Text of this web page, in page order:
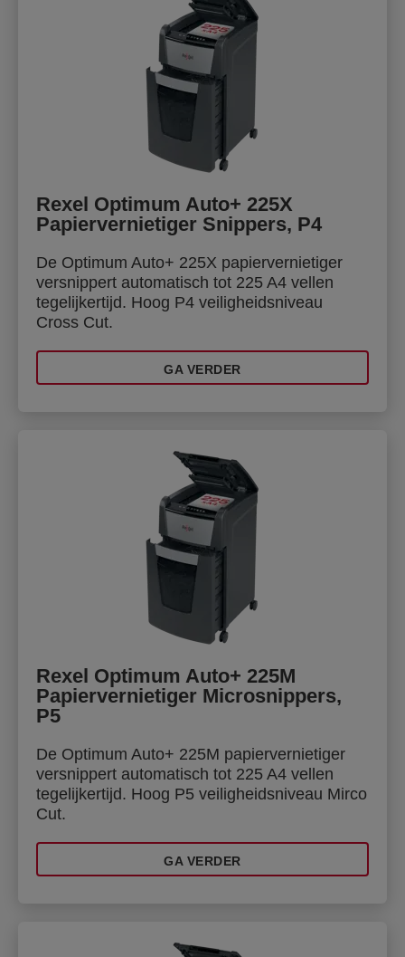
Rexel Optimum Auto+ 225X
Papiervernietiger Snippers, P4
De Optimum Auto+ 225X papiervernietiger
versnippert automatisch tot 225 A4 vellen
tegelijkertijd. Hoog P4 veiligheidsniveau
Cross Cut.
GA VERDER
Rexel Optimum Auto+ 225M
Papiervernietiger Microsnippers,
P5
De Optimum Auto+ 225M papiervernietiger
versnippert automatisch tot 225 A4 vellen
tegelijkertijd. Hoog P5 veiligheidsniveau Mirco
Cut.
GA VERDER